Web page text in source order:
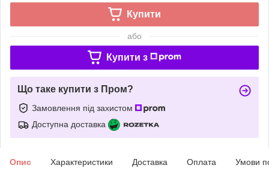
Купити
або
Купити з
Що таке купити з Пром?
Замовлення під захистом
Доступна доставка
Опис Характеристики Доставка Оплата Умови